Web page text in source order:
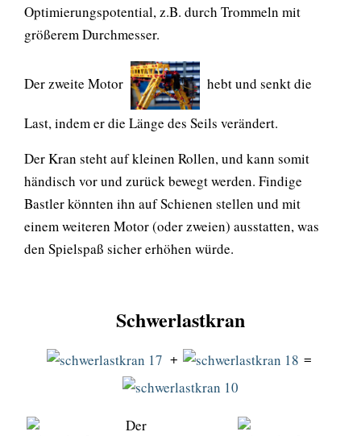
Optimierungspotential, z.B. durch Trommeln mit
größerem Durchmesser.
Der zweite Motor hebt und senkt die
Last, indem er die Länge des Seils verändert.
Der Kran steht auf kleinen Rollen, und kann somit
händisch vor und zurück bewegt werden. Findige
Bastler könnten ihn auf Schienen stellen und mit
einem weiteren Motor (oder zweien) ausstatten, was
den Spielspaß sicher erhöhen würde.
Schwerlastkran
+ =
Der